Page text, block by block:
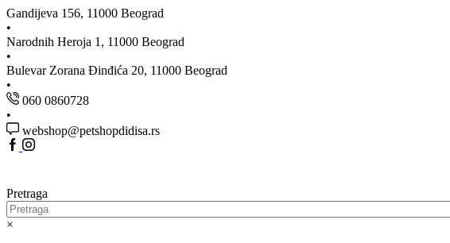
Gandijeva 156, 11000 Beograd
Narodnih Heroja 1, 11000 Beograd
Bulevar Zorana Đinđića 20, 11000 Beograd
060 0860728
webshop@petshopdidisa.rs
Facebook
Instagram
Pretraga
×